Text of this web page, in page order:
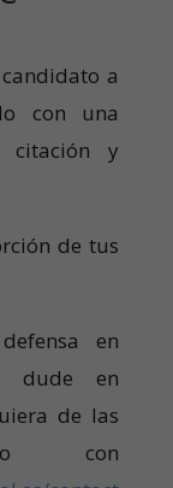
a
con una
citación y
de tus
en
dude en
de las
con